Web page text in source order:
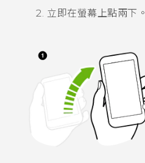
立即在螢幕上點兩下。